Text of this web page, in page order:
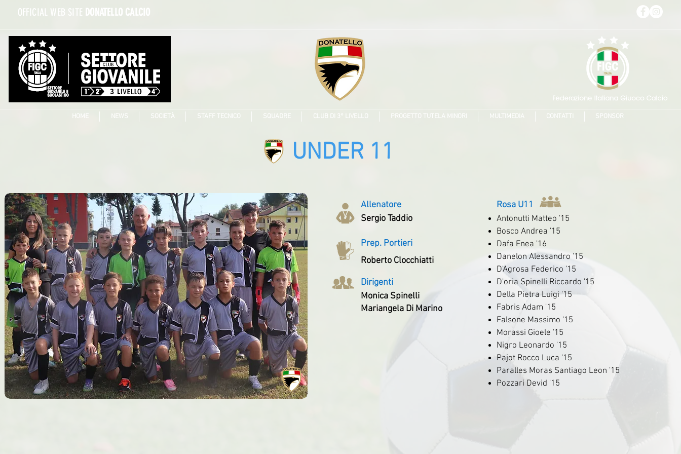
OFFICIAL WEB SITE DONATELLO CALCIO
HOME NEWS SOCIETÀ STAFF TECNICO SQUADRE CLUB DI 3° LIVELLO PROGETTO TUTELA MINORI MULTIMEDIA CONTATTI SPONSOR
UNDER 11
Allenatore
Sergio Taddio
Prep. Portieri
Roberto Clocchiatti
Dirigenti
Monica Spinelli
Mariangela Di Marino
Rosa U11
Antonutti Matteo '15
Bosco Andrea '15
Dafa Enea '16
Danelon Alessandro '15
D'Agrosa Federico '15
D'oria Spinelli Riccardo '15
Della Pietra Luigi '15
Fabris Adam '15
Falsone Massimo '15
Morassi Gioele '15
Nigro Leonardo '15
Pajot Rocco Luca '15
Paralles Moras Santiago Leon '15
Pozzari Devid '15